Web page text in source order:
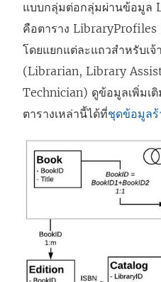
แบบกลุ่มต่อกลุ่มผ่านข้อมูล
คือตาราง
โดยแยกแต่ละแถวสำหรับเ
(Librarian, Library
Technician) ดูข้อมูลเพิ่มเติ
ตารางเหล่านี้ได้ที่ชุดข้อมูล